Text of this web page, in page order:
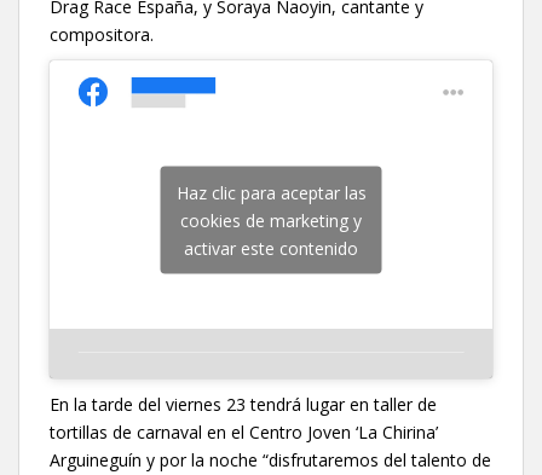
Drag Race España, y Soraya Naoyin, cantante y
compositora.
Haz clic para aceptar las
cookies de marketing y
activar este contenido
En la tarde del viernes 23 tendrá lugar en taller de
tortillas de carnaval en el Centro Joven ‘La Chirina’
Arguineguín y por la noche “disfrutaremos del talento de